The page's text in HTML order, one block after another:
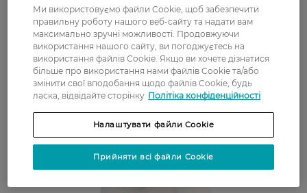
Ми використовуємо файли Cookie, щоб забезпечити
правильну роботу нашого веб-сайту та надати вам
максимально зручні можливості. Продовжуючи
використання нашого сайту, ви погоджуєтесь на
використання файлів Cookie. Якщо ви хочете дізнатися
більше про використання нами файлів Cookie та/або
змінити свої вподобання щодо файлів Cookie, будь
ласка, відвідайте сторінку Політіка конфіденційності
Налаштувати файли Cookie
Прийняти всі файли Cookie